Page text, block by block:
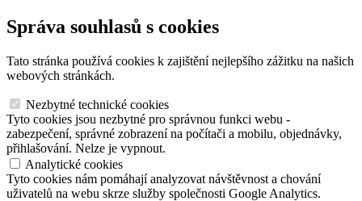
Správa souhlasů s cookies
Tato stránka používá cookies k zajištění nejlepšího zážitku na našich
webových stránkách.
Nezbytné technické cookies
Tyto cookies jsou nezbytné pro správnou funkci webu -
zabezpečení, správné zobrazení na počítači a mobilu, objednávky,
přihlašování. Nelze je vypnout.
Analytické cookies
Tyto cookies nám pomáhají analyzovat návštěvnost a chování
uživatelů na webu skrze služby společnosti Google Analytics.